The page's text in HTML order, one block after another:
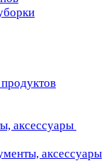
аксессуары
аксессуары